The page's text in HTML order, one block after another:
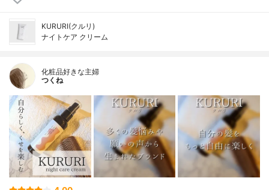
KURURI(クルリ)
ナイトケア クリーム
化粧品好きな主婦
つくね